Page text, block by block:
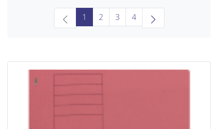
1 (current)
2 3 4